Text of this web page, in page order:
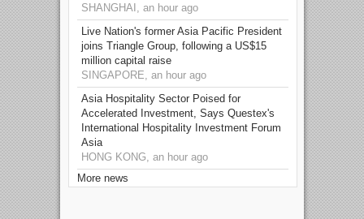
SHANGHAI, an hour ago
Live Nation's former Asia Pacific President
joins Triangle Group, following a US$15
million capital raise
SINGAPORE, an hour ago
Asia Hospitality Sector Poised for
Accelerated Investment, Says Questex's
International Hospitality Investment Forum
Asia
HONG KONG, an hour ago
More news